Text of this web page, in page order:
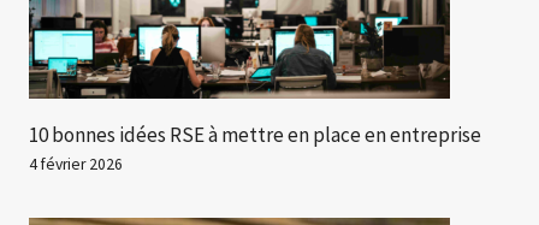
10 bonnes idées RSE à mettre en place en entreprise
4 février 2026